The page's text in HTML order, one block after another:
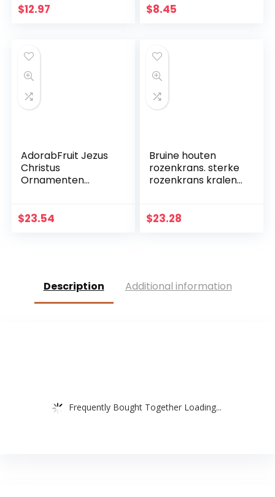
muurhanger,
meditatie
geschenk
decoratie
$12.97
Wanddecoratie
$8.45
AdorabFruit Jezus
Christus
Ornamenten
Huis
$23.54
Bruine houten
rozenkrans. sterke
rozenkrans kralen
$23.28
Description Additional information
Frequently Bought Together Loading...